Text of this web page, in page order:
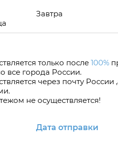
Завтра
только после 100%
все города России.
через почту
не осуществляется!
Дата отправки